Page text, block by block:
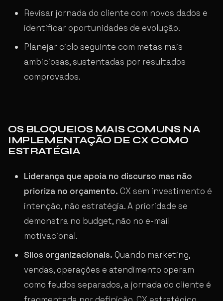
Revisar jornada do cliente com novos dados e
identificar oportunidades de evolução.
Planejar ciclo seguinte com metas mais
ambiciosas, sustentadas por resultados
comprovados.
OS BLOQUEIOS MAIS COMUNS NA
IMPLEMENTAÇÃO DE CX COMO
ESTRATÉGIA
Liderança que apoia no discurso mas não
prioriza no orçamento. CX sem investimento é
intenção, não estratégia. A prioridade se
demonstra no budget, não no e-mail
motivacional.
Silos organizacionais. Quando marketing,
vendas, operações e atendimento operam
como feudos separados, a jornada do cliente é